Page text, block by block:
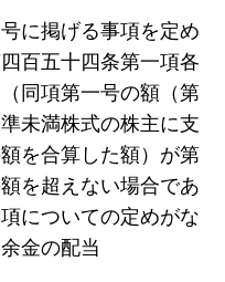
に掲げる事項を定め
百五十四条第一項各
同項第一号の額（第
未満株式の株主に支
を合算した額）が第
を超えない場合であ
についての定めがな
金の配当